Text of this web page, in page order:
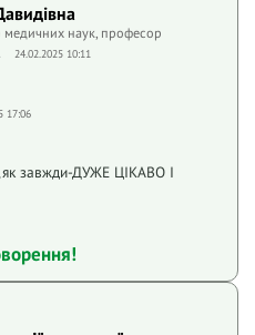
медичних наук, професор
24.02.2025 10:11
17:06
завжди-ДУЖЕ ЦІКАВО І